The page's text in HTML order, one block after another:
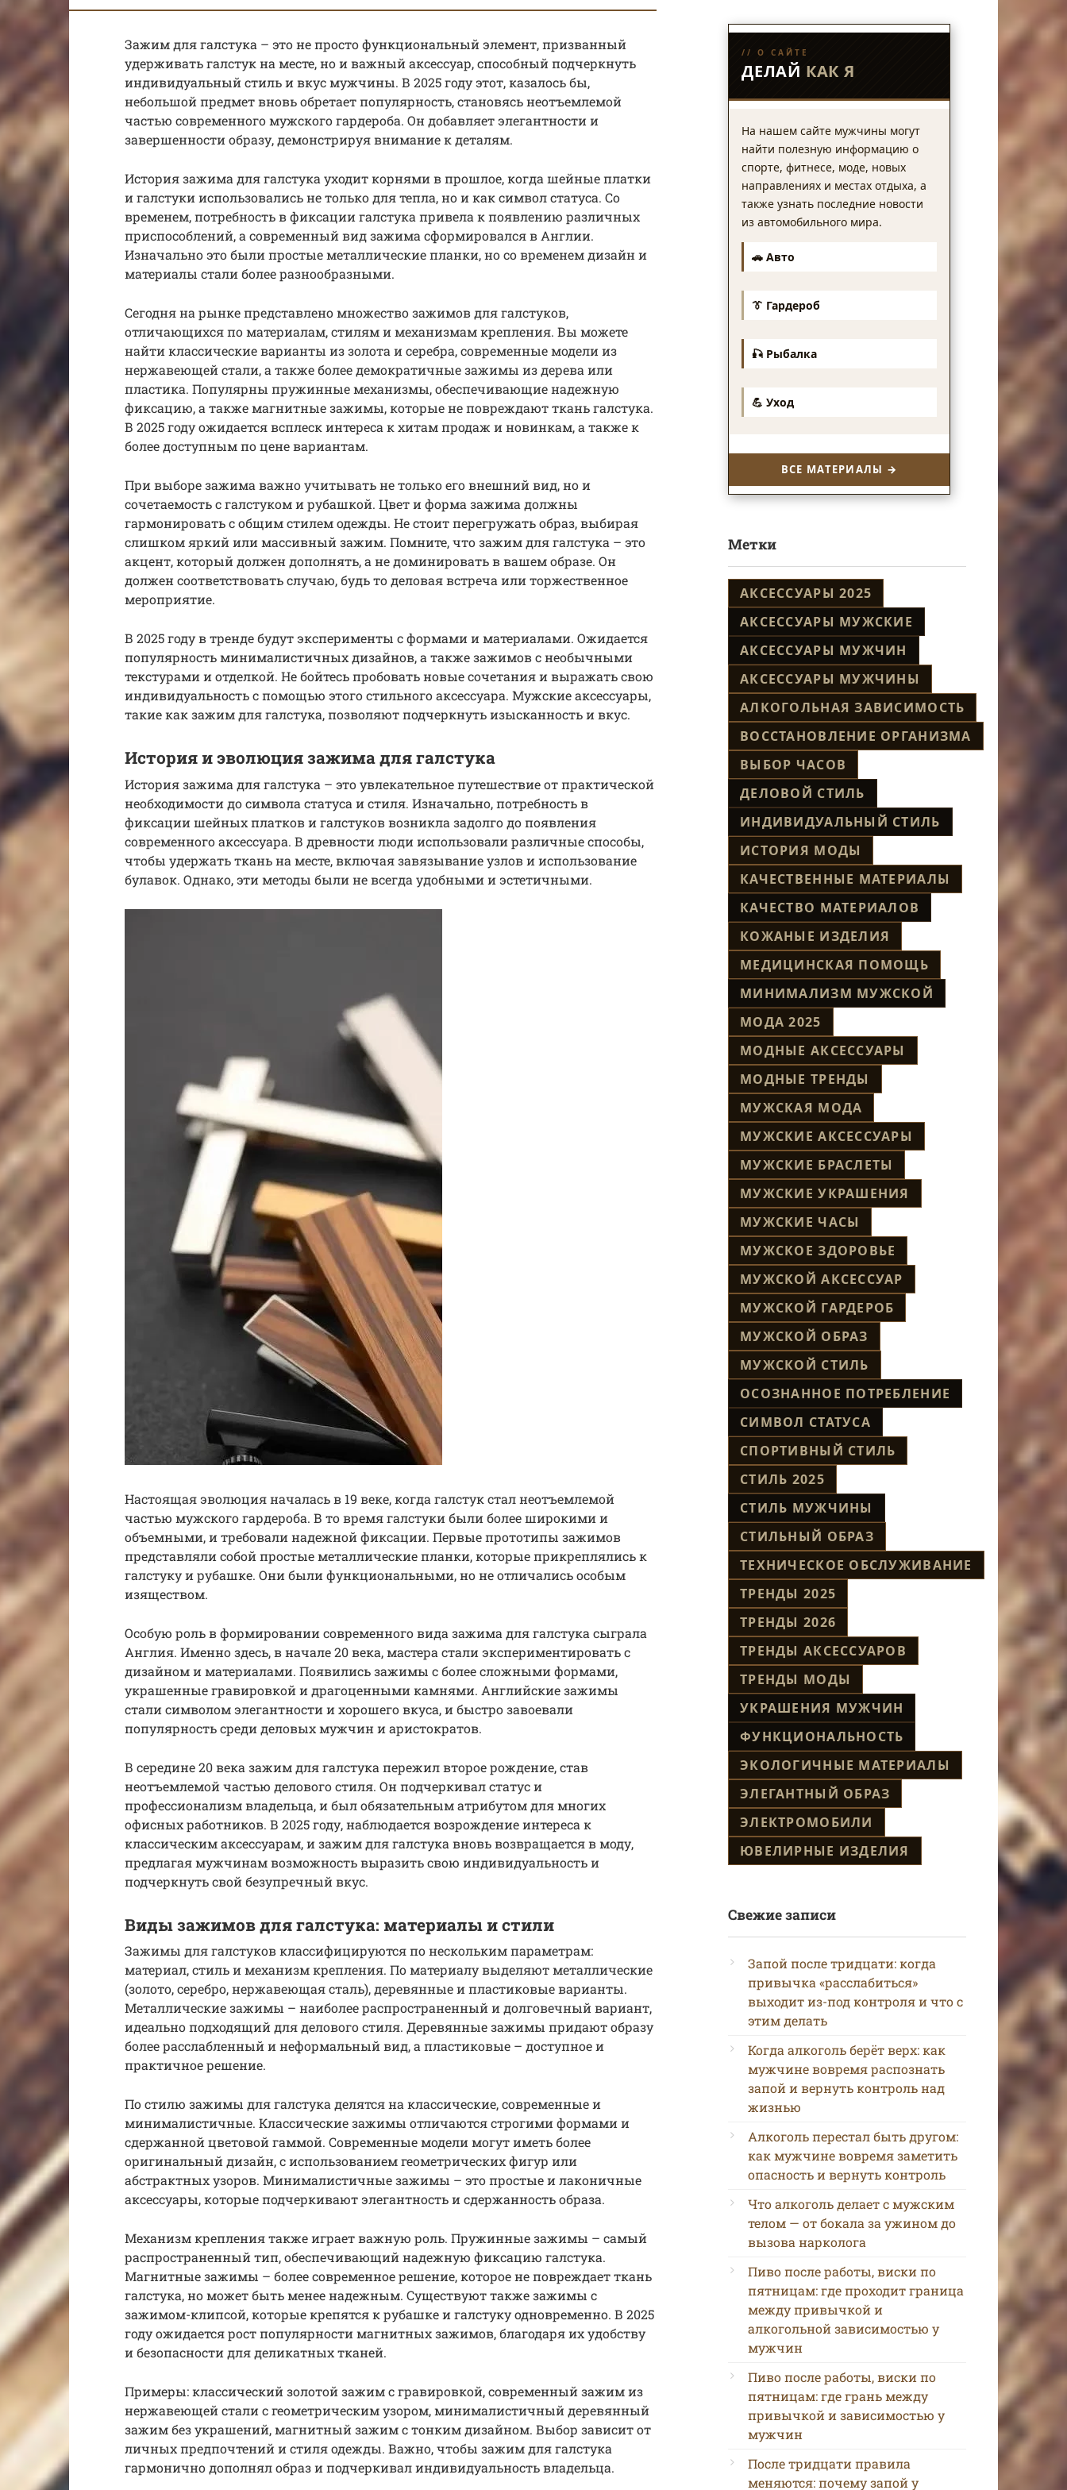
Зажим для галстука – это не просто функциональный элемент, призванный
удерживать галстук на месте, но и важный аксессуар, способный подчеркнуть
индивидуальный стиль и вкус мужчины. В 2025 году этот, казалось бы,
небольшой предмет вновь обретает популярность, становясь неотъемлемой
частью современного мужского гардероба. Он добавляет элегантности и
завершенности образу, демонстрируя внимание к деталям.
История зажима для галстука уходит корнями в прошлое, когда шейные платки
и галстуки использовались не только для тепла, но и как символ статуса. Со
временем, потребность в фиксации галстука привела к появлению различных
приспособлений, а современный вид зажима сформировался в Англии.
Изначально это были простые металлические планки, но со временем дизайн и
материалы стали более разнообразными.
Сегодня на рынке представлено множество зажимов для галстуков,
отличающихся по материалам, стилям и механизмам крепления. Вы можете
найти классические варианты из золота и серебра, современные модели из
нержавеющей стали, а также более демократичные зажимы из дерева или
пластика. Популярны пружинные механизмы, обеспечивающие надежную
фиксацию, а также магнитные зажимы, которые не повреждают ткань галстука.
В 2025 году ожидается всплеск интереса к хитам продаж и новинкам, а также к
более доступным по цене вариантам.
При выборе зажима важно учитывать не только его внешний вид, но и
сочетаемость с галстуком и рубашкой. Цвет и форма зажима должны
гармонировать с общим стилем одежды. Не стоит перегружать образ, выбирая
слишком яркий или массивный зажим. Помните, что зажим для галстука – это
акцент, который должен дополнять, а не доминировать в вашем образе. Он
должен соответствовать случаю, будь то деловая встреча или торжественное
мероприятие.
В 2025 году в тренде будут эксперименты с формами и материалами. Ожидается
популярность минималистичных дизайнов, а также зажимов с необычными
текстурами и отделкой. Не бойтесь пробовать новые сочетания и выражать свою
индивидуальность с помощью этого стильного аксессуара. Мужские аксессуары,
такие как зажим для галстука, позволяют подчеркнуть изысканность и вкус.
История и эволюция зажима для галстука
История зажима для галстука – это увлекательное путешествие от практической
необходимости до символа статуса и стиля. Изначально, потребность в
фиксации шейных платков и галстуков возникла задолго до появления
современного аксессуара. В древности люди использовали различные способы,
чтобы удержать ткань на месте, включая завязывание узлов и использование
булавок. Однако, эти методы были не всегда удобными и эстетичными.
Настоящая эволюция началась в 19 веке, когда галстук стал неотъемлемой
частью мужского гардероба. В то время галстуки были более широкими и
объемными, и требовали надежной фиксации. Первые прототипы зажимов
представляли собой простые металлические планки, которые прикреплялись к
галстуку и рубашке. Они были функциональными, но не отличались особым
изяществом.
Особую роль в формировании современного вида зажима для галстука сыграла
Англия. Именно здесь, в начале 20 века, мастера стали экспериментировать с
дизайном и материалами. Появились зажимы с более сложными формами,
украшенные гравировкой и драгоценными камнями. Английские зажимы
стали символом элегантности и хорошего вкуса, и быстро завоевали
популярность среди деловых мужчин и аристократов.
В середине 20 века зажим для галстука пережил второе рождение, став
неотъемлемой частью делового стиля. Он подчеркивал статус и
профессионализм владельца, и был обязательным атрибутом для многих
офисных работников. В 2025 году, наблюдается возрождение интереса к
классическим аксессуарам, и зажим для галстука вновь возвращается в моду,
предлагая мужчинам возможность выразить свою индивидуальность и
подчеркнуть свой безупречный вкус.
Виды зажимов для галстука: материалы и стили
Зажимы для галстуков классифицируются по нескольким параметрам:
материал, стиль и механизм крепления. По материалу выделяют металлические
(золото, серебро, нержавеющая сталь), деревянные и пластиковые варианты.
Металлические зажимы – наиболее распространенный и долговечный вариант,
идеально подходящий для делового стиля. Деревянные зажимы придают образу
более расслабленный и неформальный вид, а пластиковые – доступное и
практичное решение.
По стилю зажимы для галстука делятся на классические, современные и
минималистичные. Классические зажимы отличаются строгими формами и
сдержанной цветовой гаммой. Современные модели могут иметь более
оригинальный дизайн, с использованием геометрических фигур или
абстрактных узоров. Минималистичные зажимы – это простые и лаконичные
аксессуары, которые подчеркивают элегантность и сдержанность образа.
Механизм крепления также играет важную роль. Пружинные зажимы – самый
распространенный тип, обеспечивающий надежную фиксацию галстука.
Магнитные зажимы – более современное решение, которое не повреждает ткань
галстука, но может быть менее надежным. Существуют также зажимы с
зажимом-клипсой, которые крепятся к рубашке и галстуку одновременно. В 2025
году ожидается рост популярности магнитных зажимов, благодаря их удобству
и безопасности для деликатных тканей.
Примеры: классический золотой зажим с гравировкой, современный зажим из
нержавеющей стали с геометрическим узором, минималистичный деревянный
зажим без украшений, магнитный зажим с тонким дизайном. Выбор зависит от
личных предпочтений и стиля одежды. Важно, чтобы зажим для галстука
гармонично дополнял образ и подчеркивал индивидуальность владельца.
// О САЙТЕ
ДЕЛАЙ КАК Я
На нашем сайте мужчины могут
найти полезную информацию о
спорте, фитнесе, моде, новых
направлениях и местах отдыха, а
также узнать последние новости
из автомобильного мира.
🚗 Авто
👔 Гардероб
🎣 Рыбалка
💪 Уход
ВСЕ МАТЕРИАЛЫ →
Метки
АКСЕССУАРЫ 2025
АКСЕССУАРЫ МУЖСКИЕ
АКСЕССУАРЫ МУЖЧИН
АКСЕССУАРЫ МУЖЧИНЫ
АЛКОГОЛЬНАЯ ЗАВИСИМОСТЬ
ВОССТАНОВЛЕНИЕ ОРГАНИЗМА
ВЫБОР ЧАСОВ
ДЕЛОВОЙ СТИЛЬ
ИНДИВИДУАЛЬНЫЙ СТИЛЬ
ИСТОРИЯ МОДЫ
КАЧЕСТВЕННЫЕ МАТЕРИАЛЫ
КАЧЕСТВО МАТЕРИАЛОВ
КОЖАНЫЕ ИЗДЕЛИЯ
МЕДИЦИНСКАЯ ПОМОЩЬ
МИНИМАЛИЗМ МУЖСКОЙ
МОДА 2025
МОДНЫЕ АКСЕССУАРЫ
МОДНЫЕ ТРЕНДЫ
МУЖСКАЯ МОДА
МУЖСКИЕ АКСЕССУАРЫ
МУЖСКИЕ БРАСЛЕТЫ
МУЖСКИЕ УКРАШЕНИЯ
МУЖСКИЕ ЧАСЫ
МУЖСКОЕ ЗДОРОВЬЕ
МУЖСКОЙ АКСЕССУАР
МУЖСКОЙ ГАРДЕРОБ
МУЖСКОЙ ОБРАЗ
МУЖСКОЙ СТИЛЬ
ОСОЗНАННОЕ ПОТРЕБЛЕНИЕ
СИМВОЛ СТАТУСА
СПОРТИВНЫЙ СТИЛЬ
СТИЛЬ 2025
СТИЛЬ МУЖЧИНЫ
СТИЛЬНЫЙ ОБРАЗ
ТЕХНИЧЕСКОЕ ОБСЛУЖИВАНИЕ
ТРЕНДЫ 2025
ТРЕНДЫ 2026
ТРЕНДЫ АКСЕССУАРОВ
ТРЕНДЫ МОДЫ
УКРАШЕНИЯ МУЖЧИН
ФУНКЦИОНАЛЬНОСТЬ
ЭКОЛОГИЧНЫЕ МАТЕРИАЛЫ
ЭЛЕГАНТНЫЙ ОБРАЗ
ЭЛЕКТРОМОБИЛИ
ЮВЕЛИРНЫЕ ИЗДЕЛИЯ
Свежие записи
Запой после тридцати: когда
привычка «расслабиться»
выходит из-под контроля и что с
этим делать
Когда алкоголь берёт верх: как
мужчине вовремя распознать
запой и вернуть контроль над
жизнью
Алкоголь перестал быть другом:
как мужчине вовремя заметить
опасность и вернуть контроль
Что алкоголь делает с мужским
телом — от бокала за ужином до
вызова нарколога
Пиво после работы, виски по
пятницам: где проходит граница
между привычкой и
алкогольной зависимостью у
мужчин
Пиво после работы, виски по
пятницам: где грань между
привычкой и зависимостью у
мужчин
После тридцати правила
меняются: почему запой у